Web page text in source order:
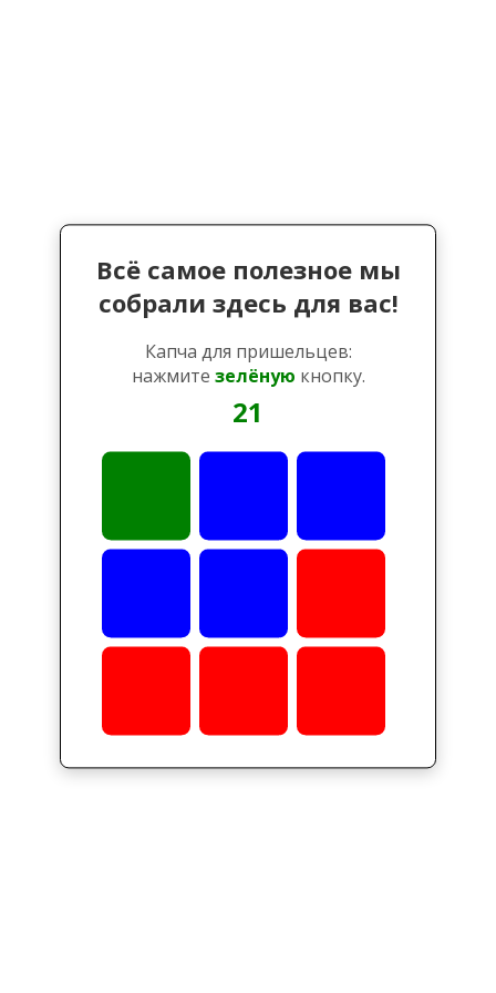
Всё самое полезное мы
собрали здесь для вас!
Капча для пришельцев:
нажмите зелёную кнопку.
21